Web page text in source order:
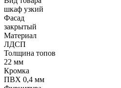
шкаф узкий
Фасад
закрытый
Материал
ЛДСП
Толщина топов
22 мм
Кромка
ПВХ 0,4 мм